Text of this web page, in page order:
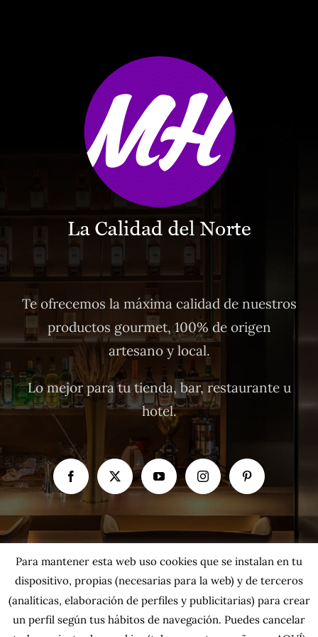
Te ofrecemos la máxima calidad de nuestros
productos gourmet, 100% de origen
artesano y local.
Lo mejor para tu tienda, bar, restaurante u
hotel.
Para mantener esta web uso cookies que se instalan en tu
dispositivo, propias (necesarias para la web) y de terceros
(analíticas, elaboración de perfiles y publicitarias) para crear
un perfil según tus hábitos de navegación. Puedes cancelar